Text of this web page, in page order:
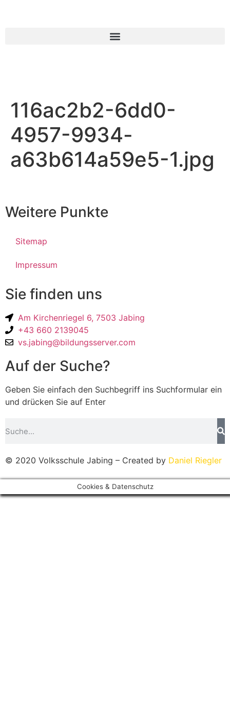
116ac2b2-6dd0-
4957-9934-
a63b614a59e5-1.jpg
Weitere Punkte
Sitemap
Impressum
Sie finden uns
Am Kirchenriegel 6, 7503 Jabing
+43 660 2139045
vs.jabing@bildungsserver.com
Auf der Suche?
Geben Sie einfach den Suchbegriff ins Suchformular ein
und drücken Sie auf Enter
© 2020 Volksschule Jabing – Created by Daniel Riegler
Cookies & Datenschutz